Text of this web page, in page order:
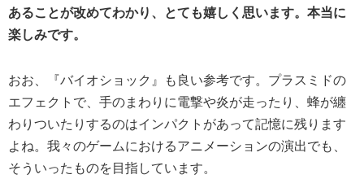
あることが改めてわかり、とても嬉しく思います。本当に
楽しみです。
おお、『バイオショック』も良い参考です。プラスミドの
エフェクトで、手のまわりに電撃や炎が走ったり、蜂が纏
わりついたりするのはインパクトがあって記憶に残ります
よね。我々のゲームにおけるアニメーションの演出でも、
そういったものを目指しています。